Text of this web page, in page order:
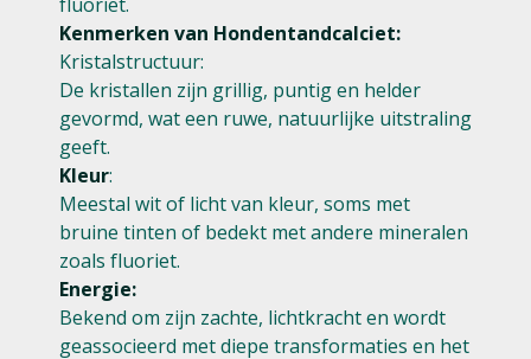
Kenmerken van Hondentandcalciet:
Kristalstructuur:
De kristallen zijn grillig, puntig en helder
gevormd, wat een ruwe, natuurlijke uitstraling
geeft.
Kleur:
Meestal wit of licht van kleur, soms met
bruine tinten of bedekt met andere mineralen
zoals fluoriet.
Energie:
Bekend om zijn zachte, lichtkracht en wordt
geassocieerd met diepe transformaties en het